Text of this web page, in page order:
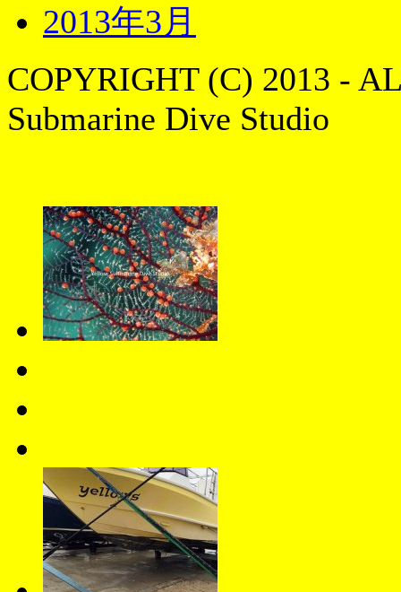
2013年3月
COPYRIGHT (C) 2013 -
Submarine Dive Studio